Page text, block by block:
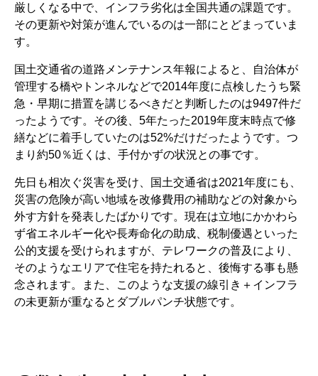
厳しくなる中で、インフラ劣化は全国共通の課題です。
その更新や対策が進んでいるのは一部にとどまっていま
す。
国土交通省の道路メンテナンス年報によると、自治体が
管理する橋やトンネルなどで2014年度に点検したうち緊
急・早期に措置を講じるべきだと判断したのは9497件だ
ったようです。その後、5年たった2019年度末時点で修
繕などに着手していたのは52%だけだったようです。つ
まり約50％近くは、手付かずの状況との事です。
先日も相次ぐ災害を受け、国土交通省は2021年度にも、
災害の危険が高い地域を改修費用の補助などの対象から
外す方針を発表したばかりです。現在は立地にかかわら
ず省エネルギー化や長寿命化の助成、税制優遇といった
公的支援を受けられますが、テレワークの普及により、
そのようなエリアで住宅を持たれると、後悔する事も懸
念されます。また、このような支援の線引き＋インフラ
の未更新が重なるとダブルパンチ状態です。